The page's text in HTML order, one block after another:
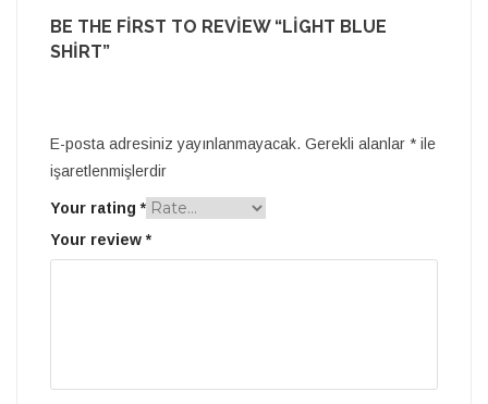
BE THE FIRST TO REVIEW “LIGHT BLUE
SHIRT”
E-posta adresiniz yayınlanmayacak. Gerekli alanlar * ile
işaretlenmişlerdir
Your rating *
Your review *